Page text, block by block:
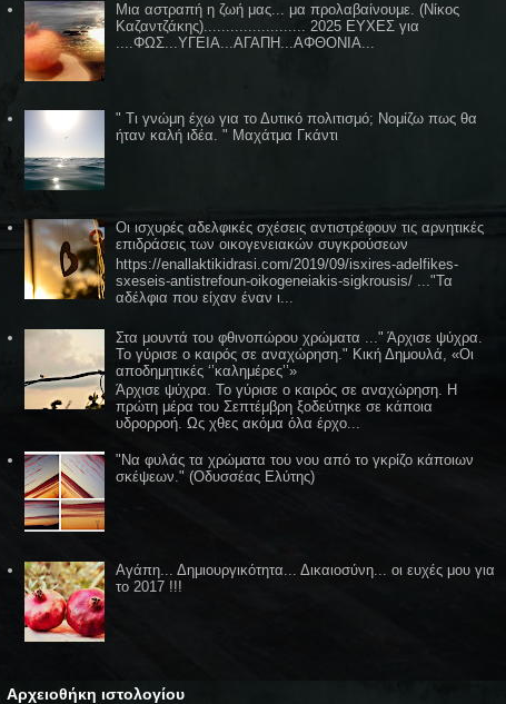
Μια αστραπή η ζωή μας... μα προλαβαίνουμε. (Νίκος
Καζαντζάκης)....................... 2025 ΕΥΧΕΣ για
....ΦΩΣ...ΥΓΕΙΑ...ΑΓΑΠΗ...ΑΦΘΟΝΙΑ...
" Τι γνώμη έχω για το Δυτικό πολιτισμό; Νομίζω πως θα
ήταν καλή ιδέα. " Μαχάτμα Γκάντι
Οι ισχυρές αδελφικές σχέσεις αντιστρέφουν τις αρνητικές
επιδράσεις των οικογενειακών συγκρούσεων
https://enallaktikidrasi.com/2019/09/isxires-adelfikes-
sxeseis-antistrefoun-oikogeneiakis-sigkrousis/ ..."Τα
αδέλφια που είχαν έναν ι...
Στα μουντά του φθινοπώρου χρώματα ..." Άρχισε ψύχρα.
Το γύρισε ο καιρός σε αναχώρηση." Κική Δημουλά, «Οι
αποδημητικές ‘’καλημέρες’’»
Άρχισε ψύχρα. Το γύρισε ο καιρός σε αναχώρηση. Η
πρώτη μέρα του Σεπτέμβρη ξοδεύτηκε σε κάποια
υδρορροή. Ως χθες ακόμα όλα έρχο...
"Να φυλάς τα χρώματα του νου από το γκρίζο κάποιων
σκέψεων." (Οδυσσέας Ελύτης)
Αγάπη... Δημιουργικότητα... Δικαιοσύνη... οι ευχές μου για
το 2017 !!!
Αρχειοθήκη ιστολογίου